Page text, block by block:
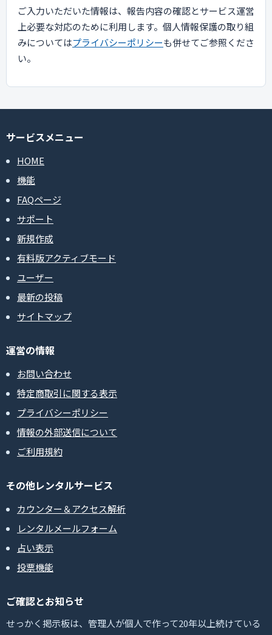
ご入力いただいた情報は、報告内容の確認とサービス運営
上必要な対応のために利用します。個人情報保護の取り組
みについてはプライバシーポリシーも併せてご参照くださ
い。
サービスメニュー
HOME
機能
FAQページ
サポート
新規作成
有料版アクティブモード
ユーザー
最新の投稿
サイトマップ
運営の情報
お問い合わせ
特定商取引に関する表示
プライバシーポリシー
情報の外部送信について
ご利用規約
その他レンタルサービス
カウンター＆アクセス解析
レンタルメールフォーム
占い表示
投票機能
ご確認とお知らせ
せっかく掲示板は、管理人が個人で作って20年以上続けている